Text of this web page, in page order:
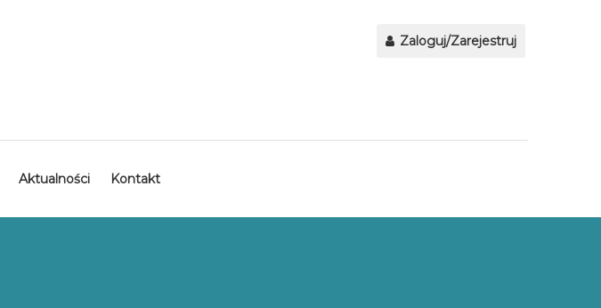
Aktualności Kontakt
Zaloguj/Zarejestruj